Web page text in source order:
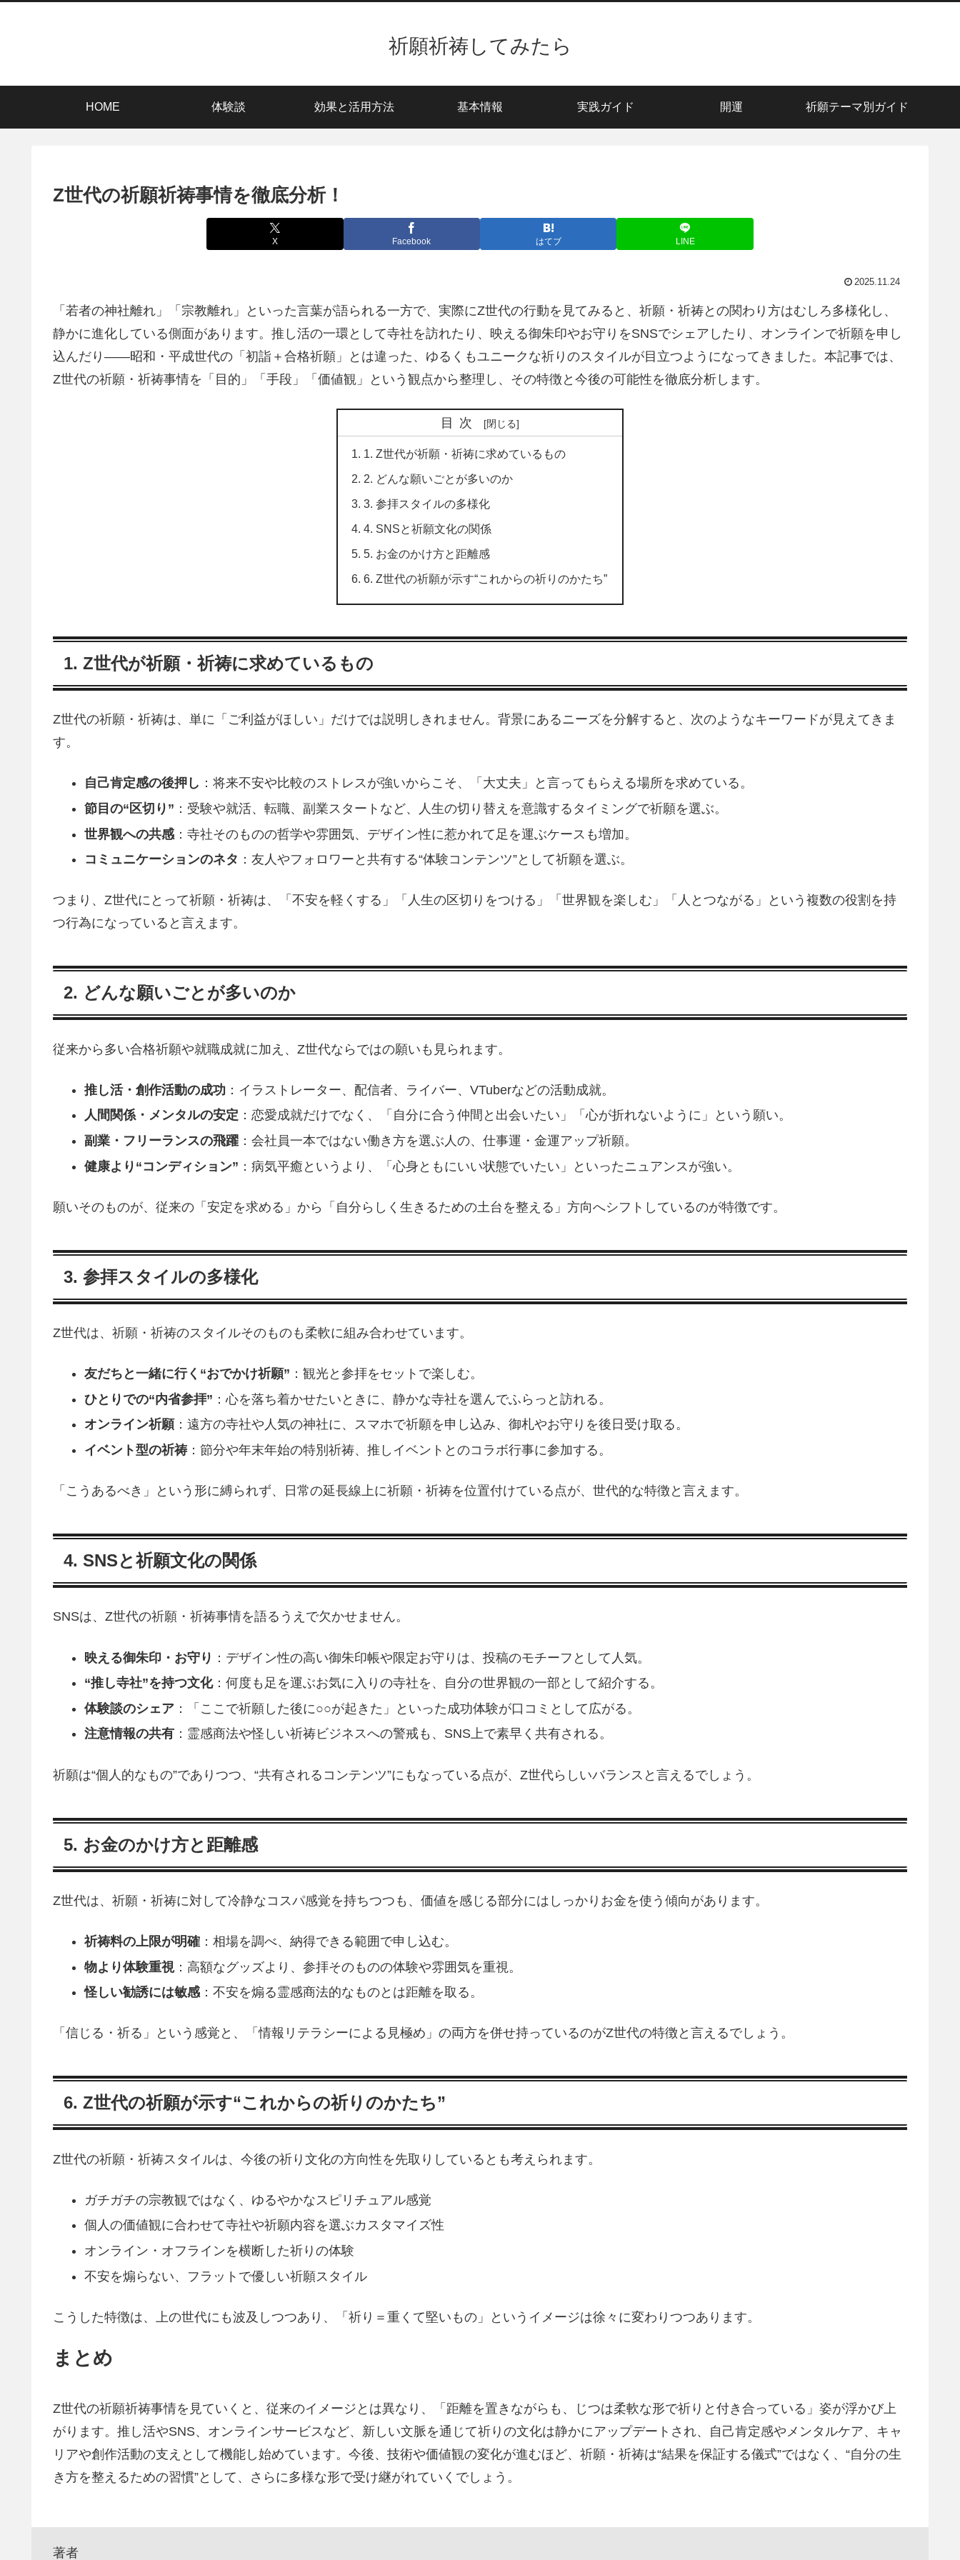
祈願祈祷してみたら
HOME 体験談 効果と活用方法 基本情報 実践ガイド 開運 祈願テーマ別ガイド
Z世代の祈願祈祷事情を徹底分析！
X Facebook はてブ LINE
2025.11.24
「若者の神社離れ」「宗教離れ」といった言葉が語られる一方で、実際にZ世代の行動を見てみると、祈願・祈祷との関わり方はむしろ多様化し、
静かに進化している側面があります。推し活の一環として寺社を訪れたり、映える御朱印やお守りをSNSでシェアしたり、オンラインで祈願を申し
込んだり――昭和・平成世代の「初詣＋合格祈願」とは違った、ゆるくもユニークな祈りのスタイルが目立つようになってきました。本記事では、
Z世代の祈願・祈祷事情を「目的」「手段」「価値観」という観点から整理し、その特徴と今後の可能性を徹底分析します。
目次
1. Z世代が祈願・祈祷に求めているもの
2. どんな願いごとが多いのか
3. 参拝スタイルの多様化
4. SNSと祈願文化の関係
5. お金のかけ方と距離感
6. Z世代の祈願が示す“これからの祈りのかたち”
1. Z世代が祈願・祈祷に求めているもの
Z世代の祈願・祈祷は、単に「ご利益がほしい」だけでは説明しきれません。背景にあるニーズを分解すると、次のようなキーワードが見えてきま
す。
自己肯定感の後押し ：将来不安や比較のストレスが強いからこそ、「大丈夫」と言ってもらえる場所を求めている。
節目の“区切り” ：受験や就活、転職、副業スタートなど、人生の切り替えを意識するタイミングで祈願を選ぶ。
世界観への共感：寺社そのものの哲学や雰囲気、デザイン性に惹かれて足を運ぶケースも増加。
コミュニケーションのネタ ：友人やフォロワーと共有する“体験コンテンツ”として祈願を選ぶ。
つまり、Z世代にとって祈願・祈祷は、「不安を軽くする」「人生の区切りをつける」「世界観を楽しむ」「人とつながる」という複数の役割を持
つ行為になっていると言えます。
2. どんな願いごとが多いのか
従来から多い合格祈願や就職成就に加え、Z世代ならではの願いも見られます。
推し活・創作活動の成功 ：イラストレーター、配信者、ライバー、VTuberなどの活動成就。
人間関係・メンタルの安定 ：恋愛成就だけでなく、「自分に合う仲間と出会いたい」「心が折れないように」という願い。
副業・フリーランスの飛躍：会社員一本ではない働き方を選ぶ人の、仕事運・金運アップ祈願。
健康より“コンディション” ：病気平癒というより、「心身ともにいい状態でいたい」といったニュアンスが強い。
願いそのものが、従来の「安定を求める」から「自分らしく生きるための土台を整える」方向へシフトしているのが特徴です。
3. 参拝スタイルの多様化
Z世代は、祈願・祈祷のスタイルそのものも柔軟に組み合わせています。
友だちと一緒に行く“おでかけ祈願” ：観光と参拝をセットで楽しむ。
ひとりでの“内省参拝” ：心を落ち着かせたいときに、静かな寺社を選んでふらっと訪れる。
オンライン祈願：遠方の寺社や人気の神社に、スマホで祈願を申し込み、御札やお守りを後日受け取る。
イベント型の祈祷：節分や年末年始の特別祈祷、推しイベントとのコラボ行事に参加する。
「こうあるべき」という形に縛られず、日常の延長線上に祈願・祈祷を位置付けている点が、世代的な特徴と言えます。
4. SNSと祈願文化の関係
SNSは、Z世代の祈願・祈祷事情を語るうえで欠かせません。
映える御朱印・お守り ：デザイン性の高い御朱印帳や限定お守りは、投稿のモチーフとして人気。
“推し寺社”を持つ文化：何度も足を運ぶお気に入りの寺社を、自分の世界観の一部として紹介する。
体験談のシェア：「ここで祈願した後に○○が起きた」といった成功体験が口コミとして広がる。
注意情報の共有：霊感商法や怪しい祈祷ビジネスへの警戒も、SNS上で素早く共有される。
祈願は“個人的なもの”でありつつ、“共有されるコンテンツ”にもなっている点が、Z世代らしいバランスと言えるでしょう。
5. お金のかけ方と距離感
Z世代は、祈願・祈祷に対して冷静なコスパ感覚を持ちつつも、価値を感じる部分にはしっかりお金を使う傾向があります。
祈祷料の上限が明確：相場を調べ、納得できる範囲で申し込む。
物より体験重視：高額なグッズより、参拝そのものの体験や雰囲気を重視。
怪しい勧誘には敏感：不安を煽る霊感商法的なものとは距離を取る。
「信じる・祈る」という感覚と、「情報リテラシーによる見極め」の両方を併せ持っているのがZ世代の特徴と言えるでしょう。
6. Z世代の祈願が示す“これからの祈りのかたち”
Z世代の祈願・祈祷スタイルは、今後の祈り文化の方向性を先取りしているとも考えられます。
ガチガチの宗教観ではなく、ゆるやかなスピリチュアル感覚
個人の価値観に合わせて寺社や祈願内容を選ぶカスタマイズ性
オンライン・オフラインを横断した祈りの体験
不安を煽らない、フラットで優しい祈願スタイル
こうした特徴は、上の世代にも波及しつつあり、「祈り＝重くて堅いもの」というイメージは徐々に変わりつつあります。
まとめ
Z世代の祈願祈祷事情を見ていくと、従来のイメージとは異なり、「距離を置きながらも、じつは柔軟な形で祈りと付き合っている」姿が浮かび上
がります。推し活やSNS、オンラインサービスなど、新しい文脈を通じて祈りの文化は静かにアップデートされ、自己肯定感やメンタルケア、キャ
リアや創作活動の支えとして機能し始めています。今後、技術や価値観の変化が進むほど、祈願・祈祷は“結果を保証する儀式”ではなく、“自分の生
き方を整えるための習慣”として、さらに多様な形で受け継がれていくでしょう。
著者